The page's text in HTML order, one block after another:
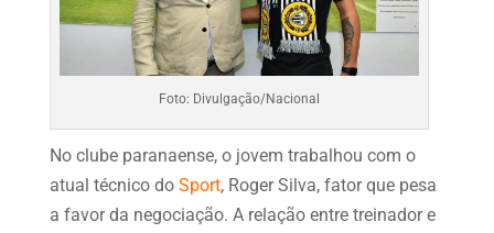
Foto: Divulgação/Nacional
No clube paranaense, o jovem trabalhou com o
atual técnico do Sport, Roger Silva, fator que pesa
a favor da negociação. A relação entre treinador e